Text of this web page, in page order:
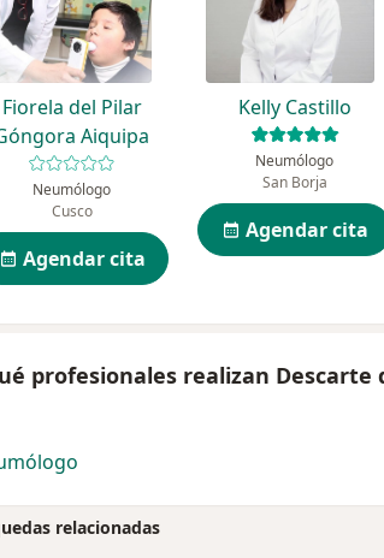
Fiorela del Pilar
Aiquipa
Neumólogo
Cusco
Agendar cita
Kelly Castillo
Neumólogo
San Borja
Agendar cita
profesionales realizan Descarte
relacionadas